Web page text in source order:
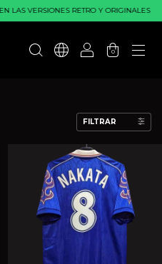
RETRO Y ORIGINALES ENVÍO
0
FILTRAR